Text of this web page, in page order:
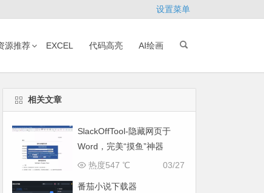
设置菜单
源推荐 EXCEL 代码高亮 AI绘画
相关文章
SlackOffTool-隐藏网页于
Word，完美“摸鱼”神器
03/27
热度547 ℃
番茄小说下载器